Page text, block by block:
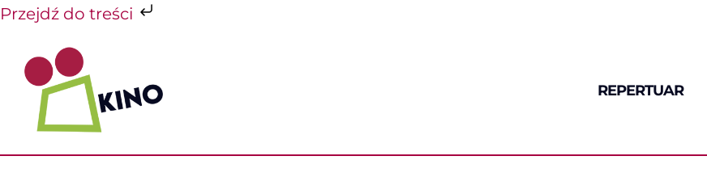
Przejdź do treści
zawartości
REPERTUAR